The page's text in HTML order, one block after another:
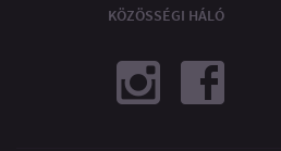
KÖZÖSSÉGI HÁLÓ